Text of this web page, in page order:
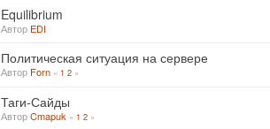
Equilibrium
Автор EDI
Политическая ситуация на сервере
Автор Forn « 1 2 »
Таги-Сайды
АвторCmapuk « 1 2 »